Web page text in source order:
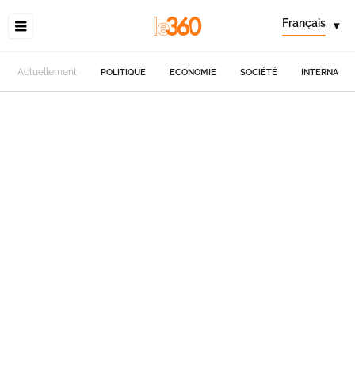
Français ▾
Actuellement POLITIQUE ECONOMIE SOCIÉTÉ